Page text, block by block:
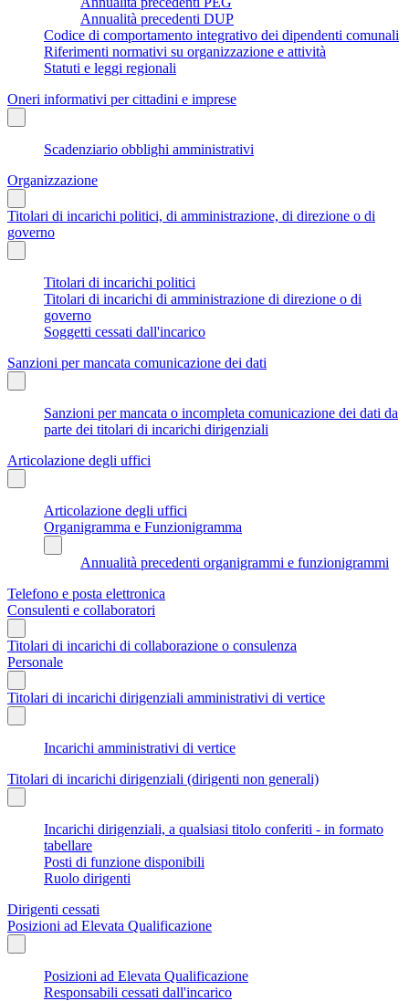
Annualità precedenti DUP
Codice di comportamento integrativo dei dipendenti comunali
Riferimenti normativi su organizzazione e attività
Statuti e leggi regionali
Oneri informativi per cittadini e imprese
Scadenziario obblighi amministrativi
Organizzazione
Titolari di incarichi politici, di amministrazione, di direzione o di
governo
Titolari di incarichi politici
Titolari di incarichi di amministrazione di direzione o di
governo
Soggetti cessati dall'incarico
Sanzioni per mancata comunicazione dei dati
Sanzioni per mancata o incompleta comunicazione dei dati da
parte dei titolari di incarichi dirigenziali
Articolazione degli uffici
Articolazione degli uffici
Organigramma e Funzionigramma
Annualità precedenti organigrammi e funzionigrammi
Telefono e posta elettronica
Consulenti e collaboratori
Titolari di incarichi di collaborazione o consulenza
Personale
Titolari di incarichi dirigenziali amministrativi di vertice
Incarichi amministrativi di vertice
Titolari di incarichi dirigenziali (dirigenti non generali)
Incarichi dirigenziali, a qualsiasi titolo conferiti - in formato
tabellare
Posti di funzione disponibili
Ruolo dirigenti
Dirigenti cessati
Posizioni ad Elevata Qualificazione
Posizioni ad Elevata Qualificazione
Responsabili cessati dall'incarico